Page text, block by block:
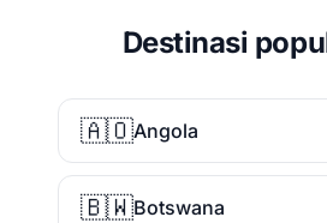
Destinasi
🇦🇴Angola
🇧🇼Botswana